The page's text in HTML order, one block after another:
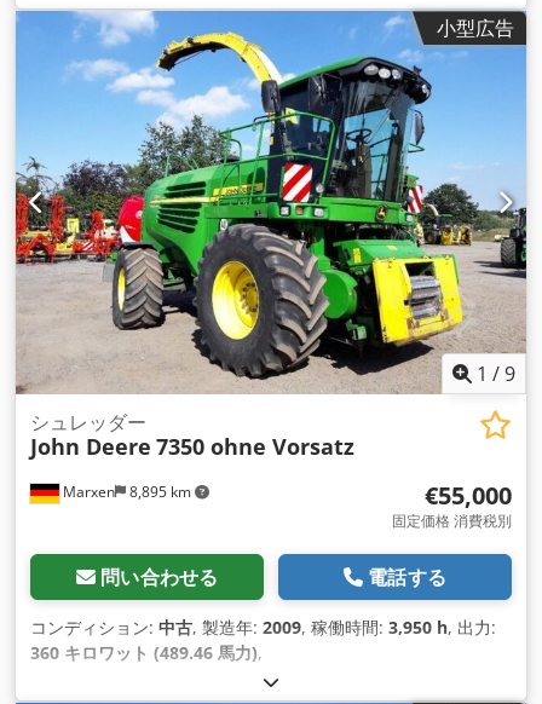
小型広告
1 /9
Marxen 8,895 km
シュレッダー
John Deere 7350 ohne Vorsatz
€55,000
固定価格 消費税別
問い合わせる 電話する
コンディション: 中古, 製造年: 2009, 稼働時間: 3,950 h, 出力:
360 キロワット (489.46 馬力),